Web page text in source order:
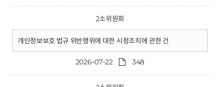
2소위원회
개인정보보호 법규 위반행위에 대한 시정조치에 관한 건
2026-07-22 348